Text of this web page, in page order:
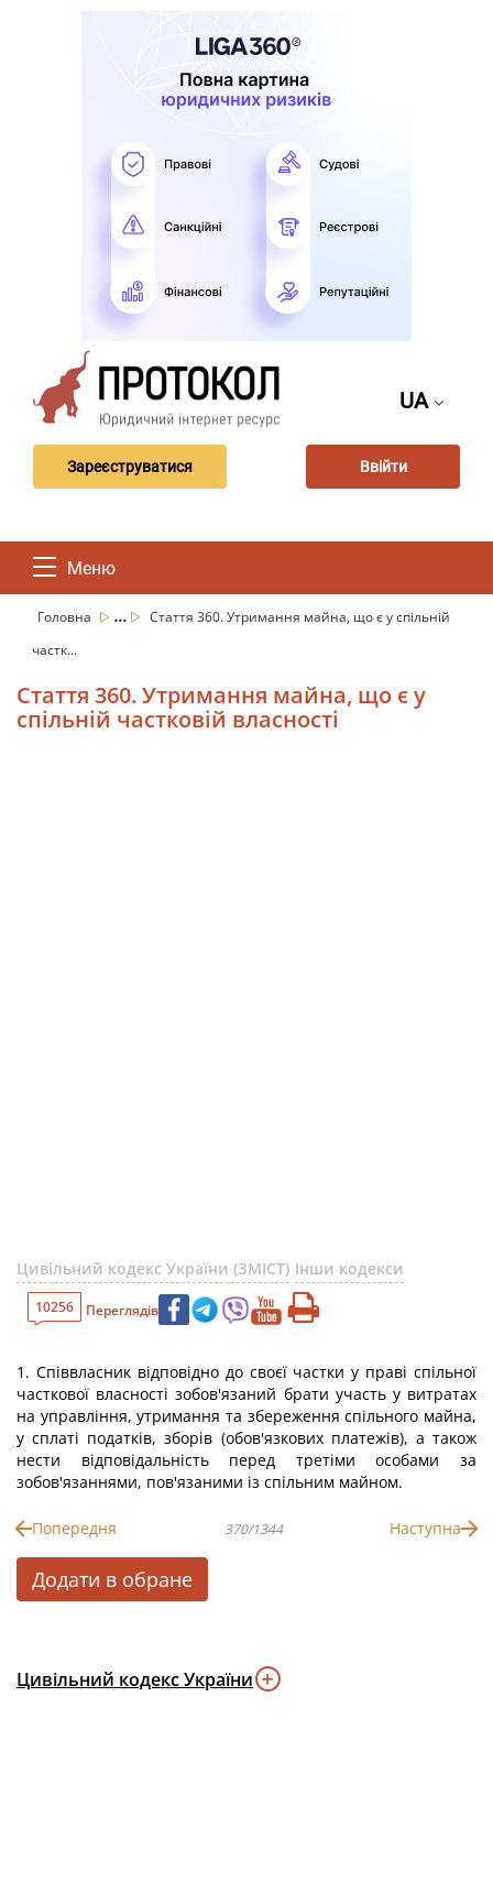
UA
Зареєструватися Ввійти
Меню
Головна ...
Стаття 360. Утримання майна, що є у спільній
частк...
Стаття 360. Утримання майна, що є у
спільній частковій власності
Цивільний кодекс України (ЗМІСТ) Інши кодекси
10256 Переглядів
1. Співвласник відповідно до своєї частки у праві спільної
часткової власності зобов'язаний брати участь у витратах
на управління, утримання та збереження спільного майна,
у сплаті податків, зборів (обов'язкових платежів), а також
нести відповідальність перед третіми особами за
зобов'язаннями, пов'язаними із спільним майном.
Попередня 370/1344 Наступна
Додати в обране
Цивільний кодекс України